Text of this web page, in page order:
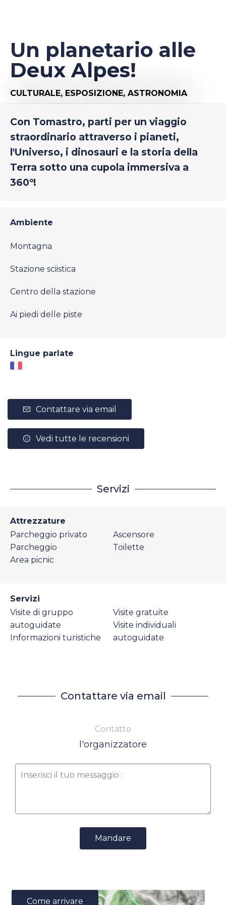
Un planetario alle
Deux Alpes!
CULTURALE, ESPOSIZIONE, ASTRONOMIA
Con Tomastro, parti per un viaggio
straordinario attraverso i pianeti,
l'Universo, i dinosauri e la storia della
Terra sotto una cupola immersiva a
360°!
Ambiente
Montagna
Stazione sciistica
Centro della stazione
Ai piedi delle piste
Lingue parlate
Contattare via email
Vedi tutte le recensioni
Servizi
Attrezzature
Parcheggio privato
Parcheggio
Area picnic
Ascensore
Toilette
Servizi
Visite di gruppo
autoguidate
Informazioni turistiche
Visite gratuite
Visite individuali
autoguidate
Contattare via email
Contatto
l'organizzatore
Mandare
Come arrivare